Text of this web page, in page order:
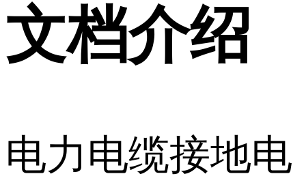
文档介绍
电力电缆接地电